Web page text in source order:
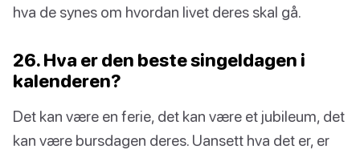
hva de synes om hvordan livet deres skal gå.
26. Hva er den beste singeldagen i
kalenderen?
Det kan være en ferie, det kan være et jubileum, det
kan være bursdagen deres. Uansett hva det er, er